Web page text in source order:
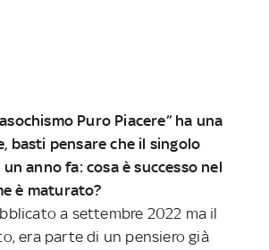
Puro Piacere” ha una
basti pensare che il singolo
un anno fa: cosa è successo nel
è maturato?
a settembre 2022 ma il
era parte di un pensiero già